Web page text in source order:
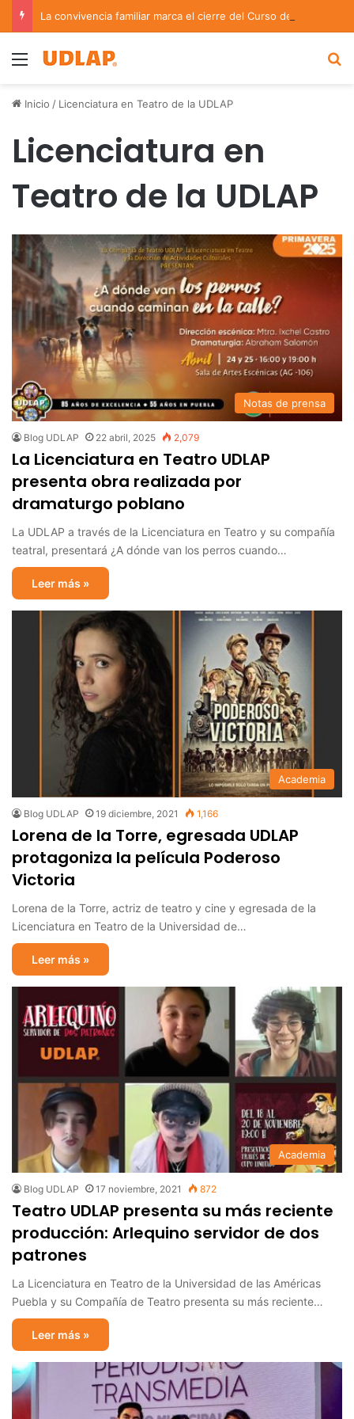
Menu
Inicio / Licenciatura en Teatro de la UDLAP
Licenciatura en
Teatro de la UDLAP
Notas de prensa
Blog UDLAP 22 abril, 2025 2,079
La Licenciatura en Teatro UDLAP
presenta obra realizada por
dramaturgo poblano
La UDLAP a través de la Licenciatura en Teatro y su compañía
teatral, presentará ¿A dónde van los perros cuando…
Leer más »
Academia
Blog UDLAP 19 diciembre, 2021 1,166
Lorena de la Torre, egresada UDLAP
protagoniza la película Poderoso
Victoria
Lorena de la Torre, actriz de teatro y cine y egresada de la
Licenciatura en Teatro de la Universidad de…
Leer más »
Academia
Blog UDLAP 17 noviembre, 2021 872
Teatro UDLAP presenta su más reciente
producción: Arlequino servidor de dos
patrones
La Licenciatura en Teatro de la Universidad de las Américas
Puebla y su Compañía de Teatro presenta su más reciente…
Leer más »